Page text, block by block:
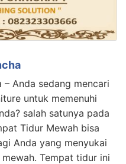
Anda sedang mencari
untuk memenuhi
salah satunya pada
Tidur Mewah bisa
Anda yang menyukai
Tempat tidur ini